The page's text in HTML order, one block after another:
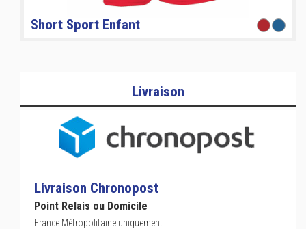
Short Sport Enfant
Livraison
Livraison Chronopost
Point Relais ou Domicile
France Métropolitaine uniquement